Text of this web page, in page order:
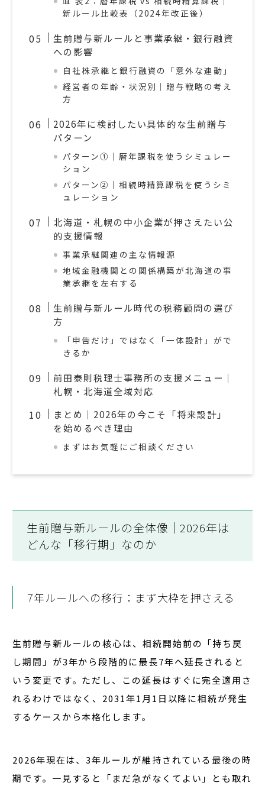
新ルール比較表（2024年改正後）
生前贈与新ルールと事業承継・銀行融資
への影響
自社株承継と銀行融資の「意外な連動」
経営者の年齢・状況別｜贈与戦略の考え
方
2026年に検討したい具体的な生前贈与
パターン
パターン①｜暦年課税を使うシミュレー
ション
パターン②｜相続時精算課税を使うシミ
ュレーション
北海道・札幌の中小企業が押さえたい公
的支援情報
事業承継関連の主な情報源
地域金融機関との関係構築が北海道の事
業承継を左右する
生前贈与新ルール時代の税務顧問の選び
方
「申告だけ」ではなく「一体設計」がで
きるか
前田泰則税理士事務所の支援メニュー｜
札幌・北海道全域対応
まとめ｜2026年の今こそ「将来設計」
を始めるべき理由
まずはお気軽にご相談ください
生前贈与新ルールの全体像｜2026年は
どんな「移行期」なのか
7年ルールへの移行：まず大枠を押さえる
生前贈与新ルールの核心は、 相続開始前の「持ち戻
し期間」が3年から段階的に最長7年へ延長される と
いう変更です。ただし、この延長はすぐに完全適用さ
れるわけではなく、 2031年1月1日以降に相続が発生
するケースから本格化 します。
2026年現在は、3年ルールが維持されている最後の時
期です。一見すると「まだ急がなくてよい」とも取れ